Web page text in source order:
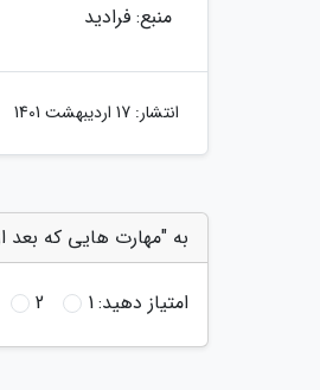
منبع: فرادید
انتشار: 17 اردیبهشت 1401
به "مهارت هایی که بعد از 24 سالگی باید بیاموزید" امتیاز
امتیاز دهید:1
2